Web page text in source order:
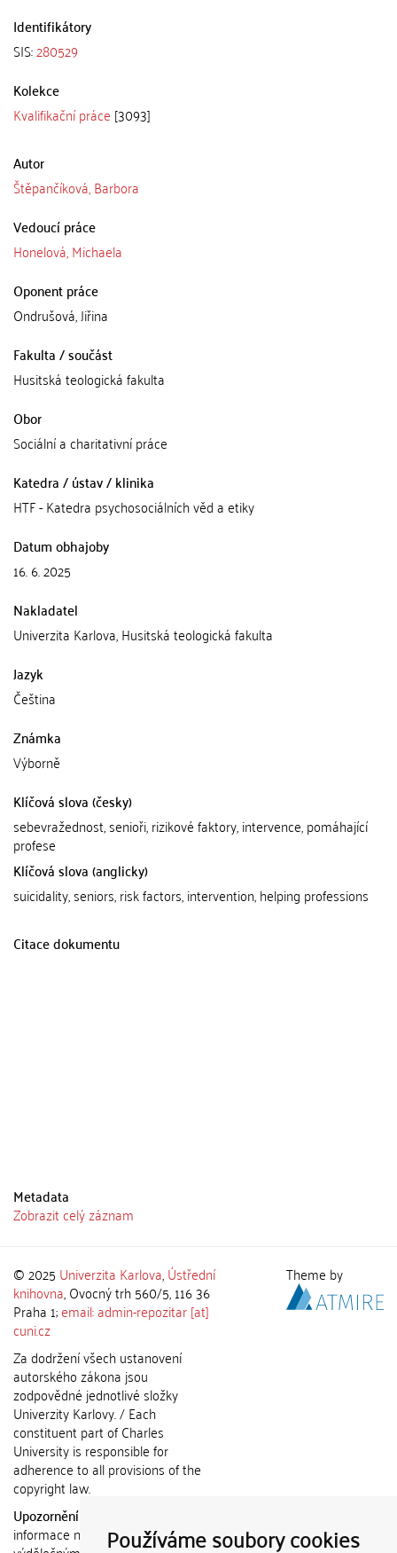
Používáme soubory cookies
Identifikátory
SIS:280529
Kolekce
Kvalifikační práce [3093]
Autor
Štěpančíková, Barbora
Vedoucí práce
Honelová, Michaela
Oponent práce
Ondrušová, Jiřina
Fakulta / součást
Husitská teologická fakulta
Obor
Sociální a charitativní práce
Katedra / ústav / klinika
HTF - Katedra psychosociálních věd a etiky
Datum obhajoby
16. 6. 2025
Nakladatel
Univerzita Karlova, Husitská teologická fakulta
Jazyk
Čeština
Známka
Výborně
Klíčová slova (česky)
sebevražednost, senioři, rizikové faktory, intervence, pomáhající
profese
Klíčová slova (anglicky)
suicidality, seniors, risk factors, intervention, helping professions
Citace dokumentu
Metadata
Zobrazit celý záznam
© 2025 Univerzita Karlova,Ústřední
knihovna, Ovocný trh 560/5, 116 36
Praha 1;email: admin-repozitar [at]
cuni.cz
Za dodržení všech ustanovení
autorského zákona jsou
zodpovědné jednotlivé složky
Univerzity Karlovy. / Each
constituent part of Charles
University is responsible for
adherence to all provisions of the
copyright law.
Upozornění / Notice:
informace nemohou být použity k
Theme by